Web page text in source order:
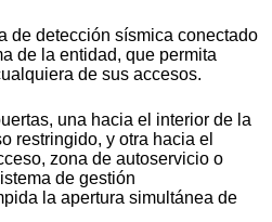
de detección sísmica conectado
de la entidad, que permita
de sus accesos.
una hacia el interior de la
restringido, y otra hacia el
zona de autoservicio o
de gestión
la apertura simultánea de